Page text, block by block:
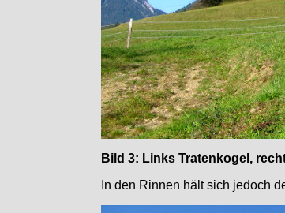
Bild 3: Links Tratenkogel,
In den Rinnen hält sich jedoch